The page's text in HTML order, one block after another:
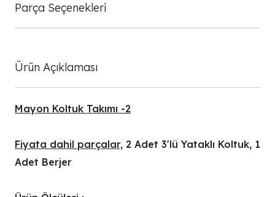
Parça Seçenekleri
Ürün Açıklaması
Mayon Koltuk Takımı -2
Fiyata dahil parçalar, 2 Adet 3'lü Yataklı Koltuk, 1
Adet Berjer